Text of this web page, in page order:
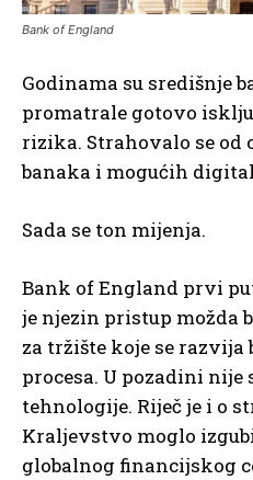
Bank of England
Godinama su središnje
promatrale gotovo
rizika. Strahovalo se od
banaka i mogućih
Sada se ton mijenja.
Bank of England prvi
je njezin pristup možda
za tržište koje se
procesa. U pozadini nije
tehnologije. Riječ je i o
Kraljevstvo moglo
globalnog financijskog